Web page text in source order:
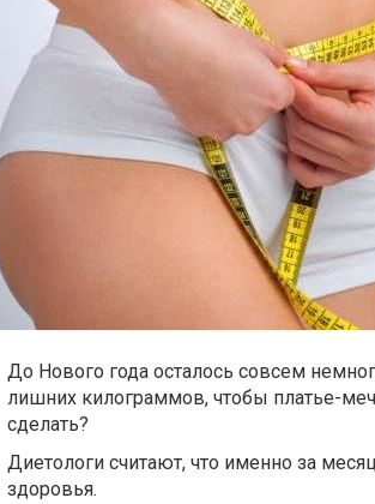
До Нового года осталось совсем
лишних килограммов, чтобы платье-
сделать?
Диетологи считают, что именно за
здоровья.